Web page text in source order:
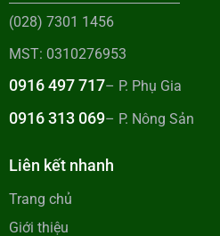
(028) 7301 1456
MST: 0310276953
0916 497 717– P. Phụ Gia
0916 313 069– P. Nông Sản
Liên kết nhanh
Trang chủ
Giới thiệu